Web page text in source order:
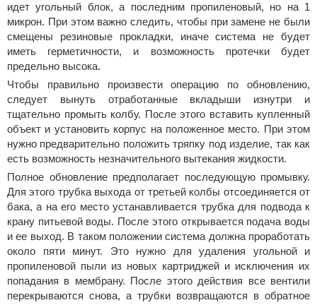
идет угольный блок, а последним пропиленовый, но на 1
микрон. При этом важно следить, чтобы при замене не были
смещены резиновые прокладки, иначе система не будет
иметь герметичности, и возможность протечки будет
предельно высока.
Чтобы правильно произвести операцию по обновлению,
следует вынуть отработанные вкладыши изнутри и
тщательно промыть колбу. После этого вставить купленный
объект и установить корпус на положенное место. При этом
нужно предварительно положить тряпку под изделие, так как
есть возможность незначительного вытекания жидкости.
Полное обновление предполагает последующую промывку.
Для этого трубка выхода от третьей колбы отсоединяется от
бака, а на его место устанавливается трубка для подвода к
крану питьевой воды. После этого открывается подача воды
и ее выход. В таком положении система должна проработать
около пяти минут. Это нужно для удаления угольной и
пропиленовой пыли из новых картриджей и исключения их
попадания в мембрану. После этого действия все вентили
перекрываются снова, а трубки возвращаются в обратное